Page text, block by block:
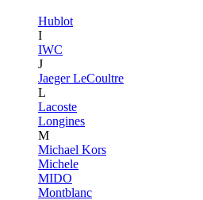
Hublot
I
IWC
J
Jaeger LeCoultre
L
Lacoste
Longines
M
Michael Kors
Michele
MIDO
Montblanc